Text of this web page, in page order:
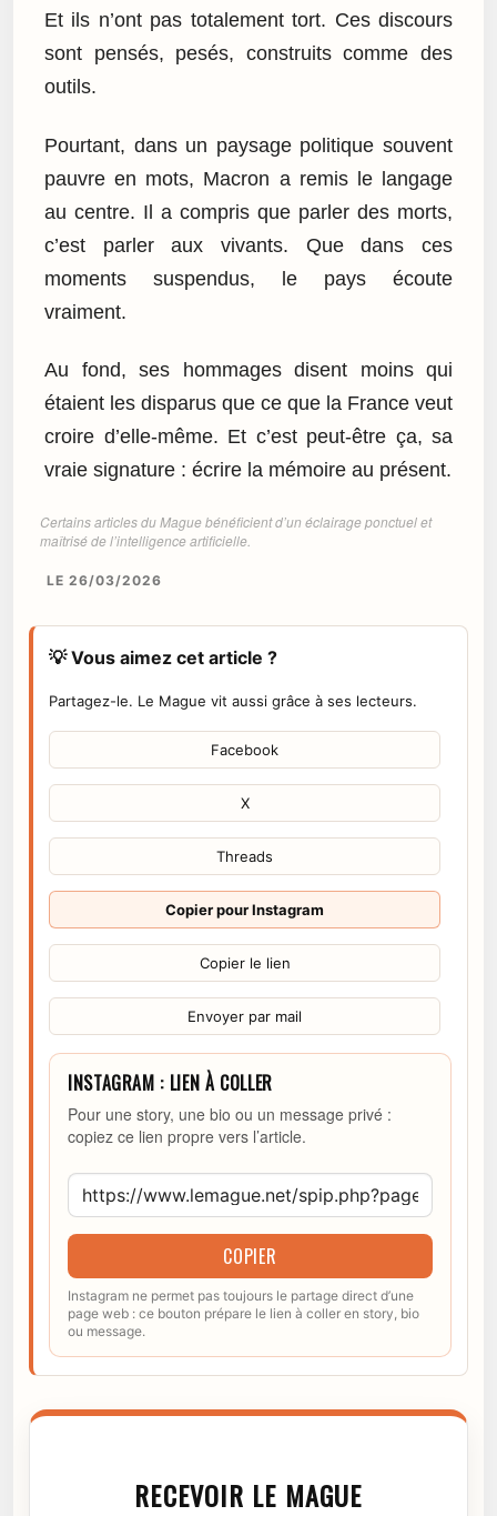
Et ils n’ont pas totalement tort. Ces discours
sont pensés, pesés, construits comme des
outils.
Pourtant, dans un paysage politique souvent
pauvre en mots, Macron a remis le langage
au centre. Il a compris que parler des morts,
c’est parler aux vivants. Que dans ces
moments suspendus, le pays écoute
vraiment.
Au fond, ses hommages disent moins qui
étaient les disparus que ce que la France veut
croire d’elle-même. Et c’est peut-être ça, sa
vraie signature : écrire la mémoire au présent.
Certains articles du Mague bénéficient d’un éclairage ponctuel et
maîtrisé de l’intelligence artificielle.
LE 26/03/2026
💡 Vous aimez cet article ?
Partagez-le. Le Mague vit aussi grâce à ses lecteurs.
Facebook
X
Threads
Copier pour Instagram
Copier le lien
Envoyer par mail
INSTAGRAM : LIEN À COLLER
Pour une story, une bio ou un message privé :
copiez ce lien propre vers l’article.
COPIER
Instagram ne permet pas toujours le partage direct d’une
page web : ce bouton prépare le lien à coller en story, bio
ou message.
RECEVOIR LE MAGUE